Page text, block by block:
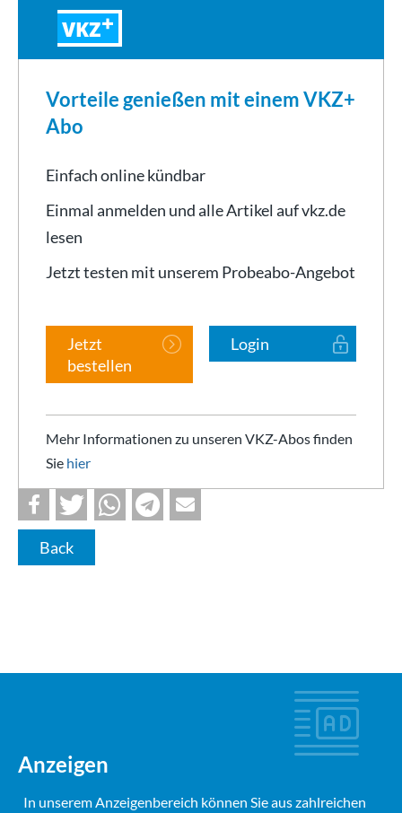
VKZ
Vorteile genießen mit einem VKZ+
Abo
Einfach online kündbar
Einmal anmelden und alle Artikel auf vkz.de
lesen
Jetzt testen mit unserem Probeabo-Angebot
Jetzt
bestellen
Login
Mehr Informationen zu unseren VKZ-Abos finden
Sie hier
Back
Anzeigen
In unserem Anzeigenbereich können Sie aus zahlreichen